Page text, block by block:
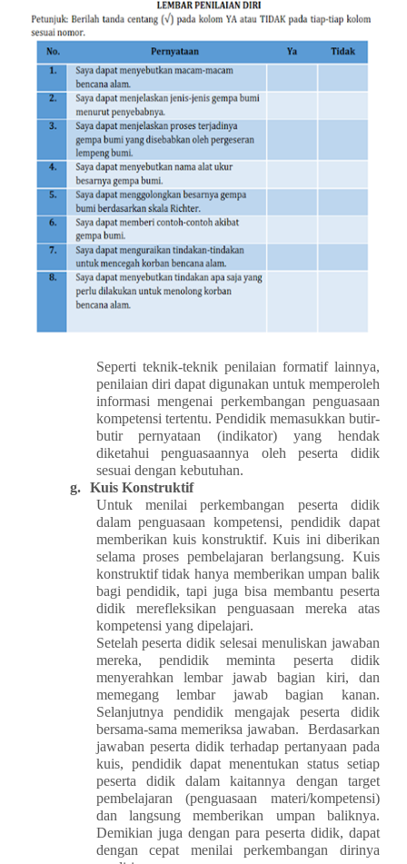
Seperti teknik-teknik penilaian formatif lainnya,
penilaian diri dapat digunakan untuk memperoleh
informasi mengenai perkembangan penguasaan
kompetensi tertentu. Pendidik memasukkan butir-
butir pernyataan (indikator) yang hendak
diketahui penguasaannya oleh peserta didik
sesuai dengan kebutuhan.
g.
Kuis Konstruktif
Untuk menilai perkembangan peserta didik
dalam penguasaan kompetensi, pendidik dapat
memberikan kuis konstruktif. Kuis ini diberikan
selama proses pembelajaran berlangsung. Kuis
konstruktif tidak hanya memberikan umpan balik
bagi pendidik, tapi juga bisa membantu peserta
didik merefleksikan penguasaan mereka atas
kompetensi yang dipelajari.
Setelah peserta didik selesai menuliskan jawaban
mereka, pendidik meminta peserta didik
menyerahkan lembar jawab bagian kiri, dan
memegang lembar jawab bagian kanan.
Selanjutnya pendidik mengajak peserta didik
bersama-sama memeriksa jawaban. Berdasarkan
jawaban peserta didik terhadap pertanyaan pada
kuis, pendidik dapat menentukan status setiap
peserta didik dalam kaitannya dengan target
pembelajaran (penguasaan materi/kompetensi)
dan langsung memberikan umpan baliknya.
Demikian juga dengan para peserta didik, dapat
dengan cepat menilai perkembangan dirinya